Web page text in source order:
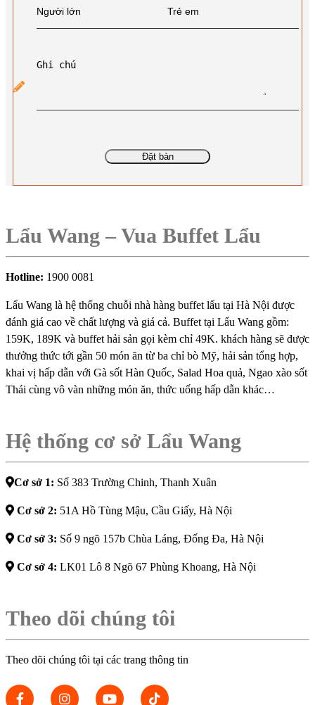
Đặt bàn
Lẩu Wang – Vua Buffet Lẩu
Hotline: 1900 0081
Lẩu Wang là hệ thống chuỗi nhà hàng buffet lẩu tại Hà Nội được
đánh giá cao về chất lượng và giá cả. Buffet tại Lẩu Wang gồm:
159K, 189K và buffet hải sản gọi kèm chỉ 49K. khách hàng sẽ được
thưởng thức tới gần 50 món ăn từ ba chỉ bò Mỹ, hải sản tổng hợp,
khai vị hấp dẫn với Gà sốt Hàn Quốc, Salad Hoa quả, Ngao xào sốt
Thái cùng vô vàn những món ăn, thức uống hấp dẫn khác…
Hệ thống cơ sở Lẩu Wang
Cơ sở 1: Số 383 Trường Chinh, Thanh Xuân
Cơ sở 2: 51A Hồ Tùng Mậu, Cầu Giấy, Hà Nội
Cơ sở 3: Số 9 ngõ 157b Chùa Láng, Đống Đa, Hà Nội
Cơ sở 4: LK01 Lô 8 Ngõ 67 Phùng Khoang, Hà Nội
Theo dõi chúng tôi
Theo dõi chúng tôi tại các trang thông tin